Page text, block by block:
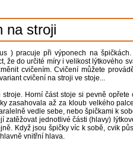
na stroji
) pracuje při výponech na špičkách.
že do určité míry i velikost lýtkového
cvičením. Cvičení můžete
cvičení na stroji ve stoje...
Horní část stoje si pevně opřete
zasahovala až za kloub velkého
vedle sebe, nebo špičkami k
zatěžovat jednotlivé části (hlavy)
Když jsou špičky víc k sobě, cvik
vnitřní hlava.